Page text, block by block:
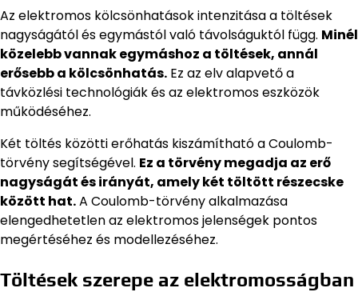
Az elektromos kölcsönhatások intenzitása a töltések
nagyságától és egymástól való távolságuktól függ. Minél
közelebb vannak egymáshoz a töltések, annál
erősebb a kölcsönhatás. Ez az elv alapvető a
távközlési technológiák és az elektromos eszközök
működéséhez.
Két töltés közötti erőhatás kiszámítható a Coulomb-
törvény segítségével. Ez a törvény megadja az erő
nagyságát és irányát, amely két töltött részecske
között hat.A Coulomb-törvény alkalmazása
elengedhetetlen az elektromos jelenségek pontos
megértéséhez és modellezéséhez.
Töltések szerepe az elektromosságban